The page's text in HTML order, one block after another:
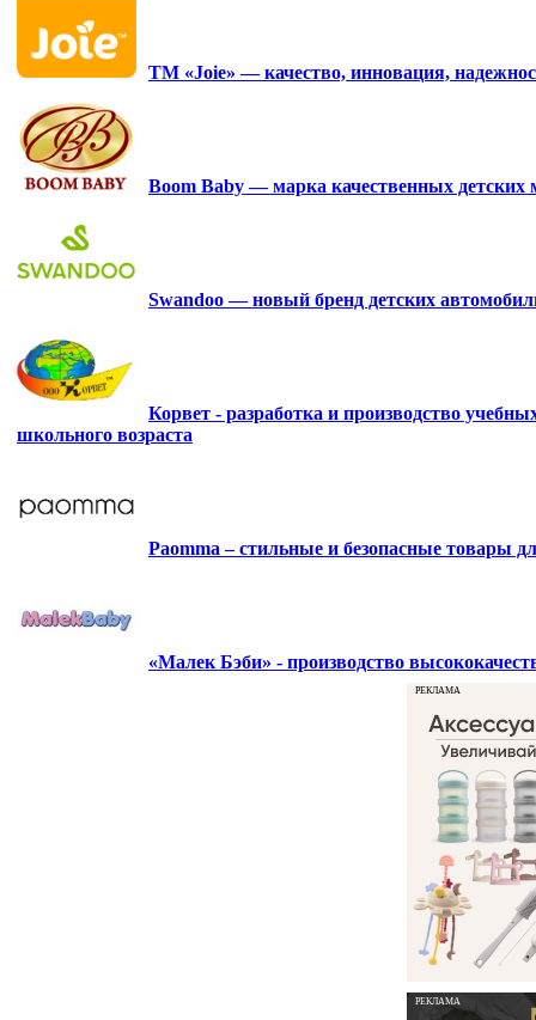
ТМ «Joie» — качество, инновация,
Boom Baby — марка качественных детских
Swandoo — новый бренд детских
Корвет - разработка и производство
школьного возраста
Paomma – стильные и безопасные товары
«Малек Бэби» - производство
РЕКЛАМА
РЕКЛАМА